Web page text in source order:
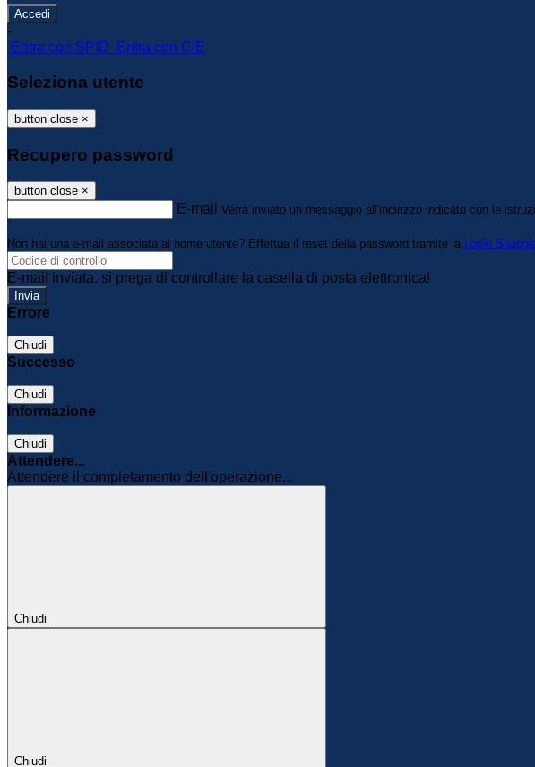
-
Entra con SPID
Entra con CIE
Seleziona utente
button close ×
Recupero password
button close ×
E-mail Verrà inviato un messaggio all'indirizzo indicato con le
Non hai una e-mail associata al nome utente? Effettua il reset della password tramite la Login
E-mail inviata, si prega di controllare la casella di posta elettronica!
Errore
Chiudi
Successo
Chiudi
Informazione
Chiudi
Attendere...
Attendere il completamento dell'operazione...
Chiudi
Chiudi